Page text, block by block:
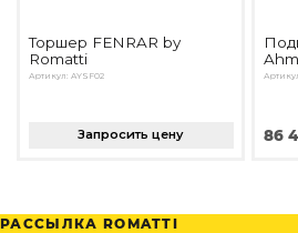
Торшер FENRAR by
Romatti
Артикул: AYSF02
Запросить цену 86
РАССЫЛКА ROMATTI